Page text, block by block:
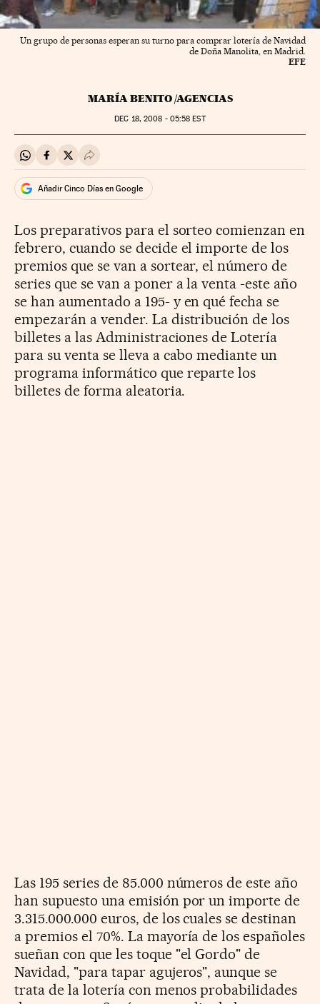
Un grupo de personas esperan su turno para comprar lotería de Navidad
de Doña Manolita, en Madrid.
EFE
MARÍA BENITO /AGENCIAS
DEC 18, 2008 - 05:58 EST
Compartir en Whatsapp
Compartir en Facebook
Compartir en Twitter
Desplegar Redes Sociales
Añadir Cinco Días en Google
Los preparativos para el sorteo comienzan en
febrero, cuando se decide el importe de los
premios que se van a sortear, el número de
series que se van a poner a la venta -este año
se han aumentado a 195- y en qué fecha se
empezarán a vender. La distribución de los
billetes a las Administraciones de Lotería
para su venta se lleva a cabo mediante un
programa informático que reparte los
billetes de forma aleatoria.
Las 195 series de 85.000 números de este año
han supuesto una emisión por un importe de
3.315.000.000 euros, de los cuales se destinan
a premios el 70%. La mayoría de los españoles
sueñan con que les toque "el Gordo" de
Navidad, "para tapar agujeros", aunque se
trata de la lotería con menos probabilidades